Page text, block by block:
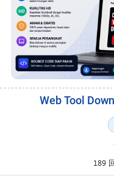
Web Tool
189